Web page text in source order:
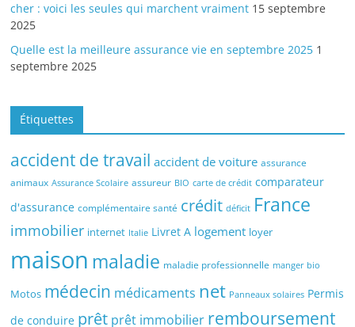
cher : voici les seules qui marchent vraiment 15 septembre
2025
Quelle est la meilleure assurance vie en septembre 2025 1
septembre 2025
Étiquettes
accident de travail accident de voiture assurance
animaux Assurance Scolaire assureur BIO carte de crédit comparateur
d'assurance complémentaire santé crédit déficit France
immobilier internet Italie Livret A logement loyer
maison maladie maladie professionnelle manger bio
Motos médecin médicaments net Panneaux solaires Permis
de conduire prêt prêt immobilier remboursement